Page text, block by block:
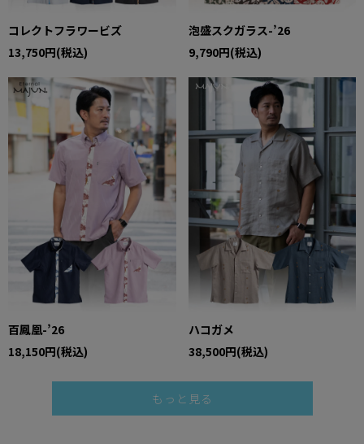
コレクトフラワービズ
13,750円(税込)
泡盛スクガラス-’26
9,790円(税込)
百鳳凰-’26
18,150円(税込)
ハコガメ
38,500円(税込)
もっと見る